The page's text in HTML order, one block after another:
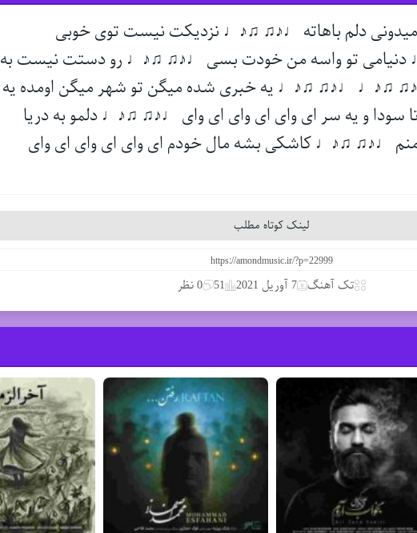
دلم باهاته ♩♪♫ ♫♪♩ نزدیکت نیست توی خوبی
تو واسه من خودت بسی ♩♪♫ ♫♪♩ رو دستت نیست به
♫♪♩ ♩♪♫ ♫♪♩ یه خبری شده میگن تو شهر میگن اومده یه
و یه سر ای وای ای وای ای وای ♩♪♫ ♫♪♩ دلمو به دریا
♩♪♫ ♫♪♩ کاشکی بشه مال خودم ای وای ای وای ای وای
لینک کوتاه مطلب
تک آهنگ 7 آوریل 2021 51 0 نظر